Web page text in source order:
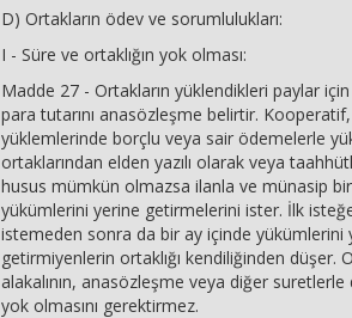
D) Ortakların ödev ve sorumlulukları:
I - Süre ve ortaklığın yok olması:
Madde 27 - Ortakların yüklendikleri paylar
para tutarını anasözleşme belirtir.
yüklemlerinde borçlu veya sair ödemelerle
ortaklarından elden yazılı olarak veya
husus mümkün olmazsa ilanla ve münasip
yükümlerini yerine getirmelerini ister. İlk
istemeden sonra da bir ay içinde yükümlerini
getirmiyenlerin ortaklığı kendiliğinden düşer.
alakalının, anasözleşme veya diğer suretlerle
yok olmasını gerektirmez.